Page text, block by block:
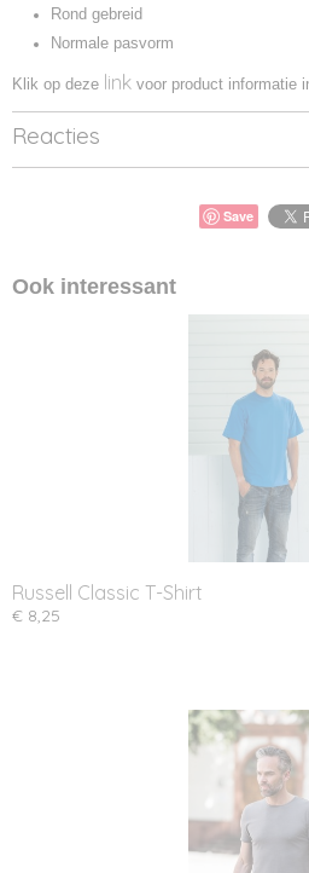
Rond gebreid
Normale pasvorm
Klik op deze link voor product informatie
Reacties
Save
Ook interessant
Russell Classic T-Shirt
€ 8,25